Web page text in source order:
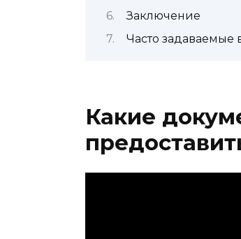
Заключение
Часто задаваемые
Какие